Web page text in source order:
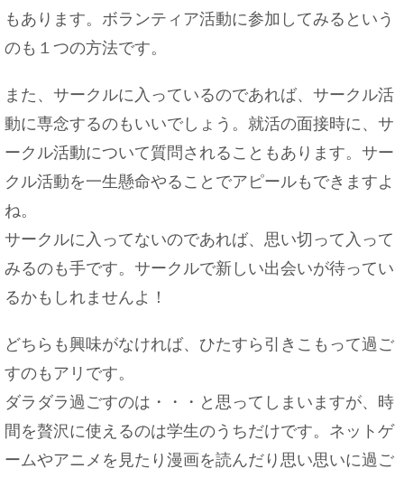
もあります。ボランティア活動に参加してみるという
のも１つの方法です。
また、サークルに入っているのであれば、サークル活
動に専念するのもいいでしょう。就活の面接時に、サ
ークル活動について質問されることもあります。サー
クル活動を一生懸命やることでアピールもできますよ
ね。
サークルに入ってないのであれば、思い切って入って
みるのも手です。サークルで新しい出会いが待ってい
るかもしれませんよ！
どちらも興味がなければ、ひたすら引きこもって過ご
すのもアリです。
ダラダラ過ごすのは・・・と思ってしまいますが、時
間を贅沢に使えるのは学生のうちだけです。ネットゲ
ームやアニメを見たり漫画を読んだり思い思いに過ご